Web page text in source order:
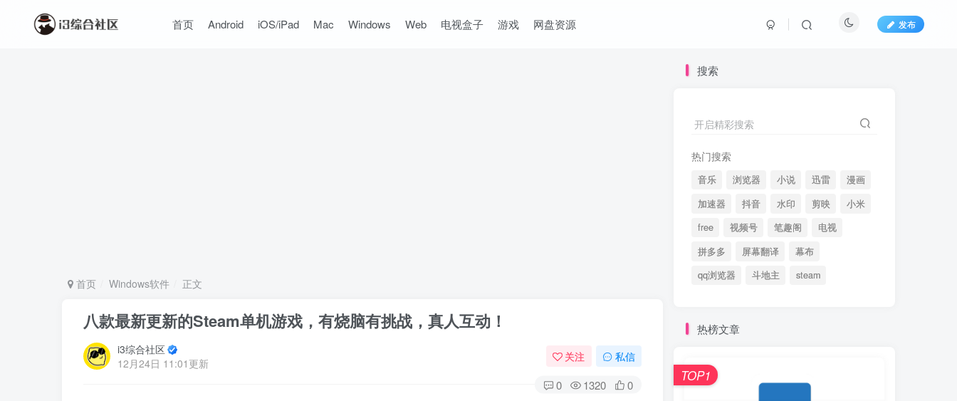
首页 Android iOS/iPad Mac Windows Web 电视盒子 游戏 网盘资源 发布
首页 Windows软件 正文
八款最新更新的Steam单机游戏，有烧脑有挑战，真人互动！
i3综合社区
12月24日 11:01更新
关注 私信
0 1320 0
搜索
开启精彩搜索
热门搜索
音乐 浏览器 小说 迅雷
漫画
加速器
抖音 水印 剪映
小米
free
视频号 笔趣阁
电视
拼多多
屏幕翻译
幕布
qq浏览器
斗地主 steam
热榜文章
TOP1